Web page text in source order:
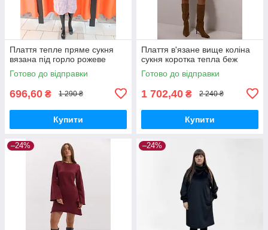
Плаття тепле пряме сукня
вязана під горло рожеве
Готово до відправки
696,60 ₴ 1 290 ₴
Купити
Плаття в'язане вище коліна
сукня коротка тепла беж
Готово до відправки
1 702,40 ₴ 2 240 ₴
Купити
–24% –24%